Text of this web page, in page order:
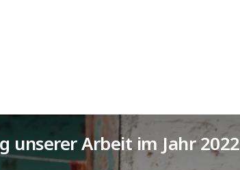
unserer Arbeit im Jahr 2022